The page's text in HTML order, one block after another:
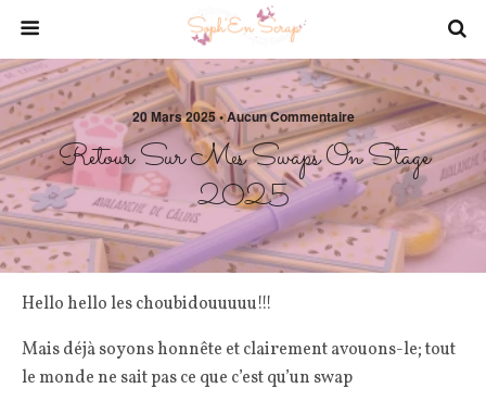
20 Mars 2025 • Aucun Commentaire
Retour Sur Mes Swaps On Stage
2025
Hello hello les choubidouuuuu!!!
Mais déjà soyons honnête et clairement avouons-le; tout
le monde ne sait pas ce que c’est qu’un swap